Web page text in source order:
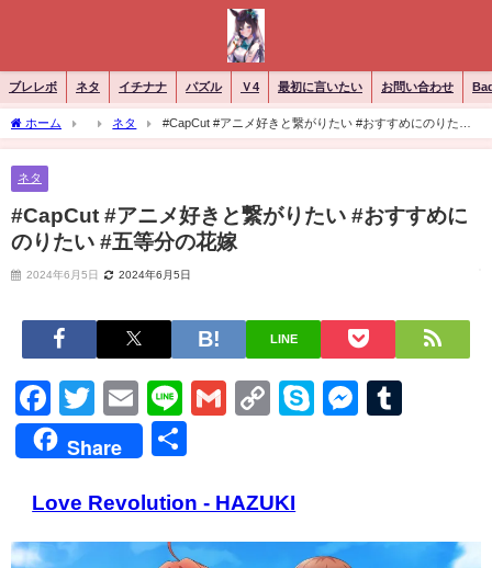
ブレレボ ネタ イチナナ パズル Ｖ4 最初に言いたい お問い合わせ
ホーム ネタ
#CapCut #アニメ好きと繋がりたい #おすすめにのりたい #
五等分の花嫁
ネタ
#CapCut #アニメ好きと繋がりたい #おすすめに
のりたい #五等分の花嫁
2024年6月5日 2024年6月5日
LINE
Facebook
Twitter
EmailLineGmailCopySkype
Share
Love Revolution - HAZUKI